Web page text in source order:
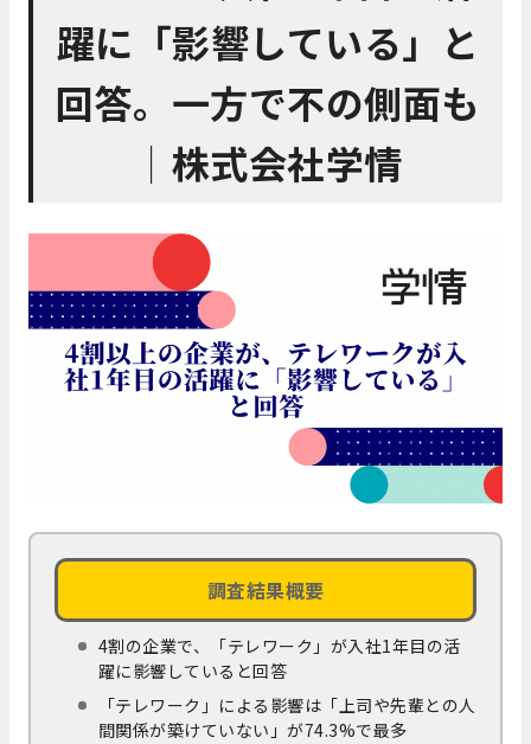
躍に「影響している」と
回答。一方で不の側面も
│株式会社学情
調査結果概要
4割の企業で、「テレワーク」が入社1年目の活
躍に影響していると回答
「テレワーク」による影響は「上司や先輩との人
間関係が築けていない」が74.3%で最多